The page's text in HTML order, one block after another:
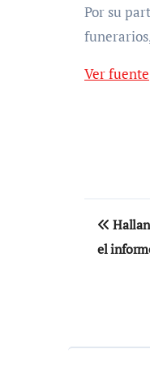
Por su
Ver fuente
de
el